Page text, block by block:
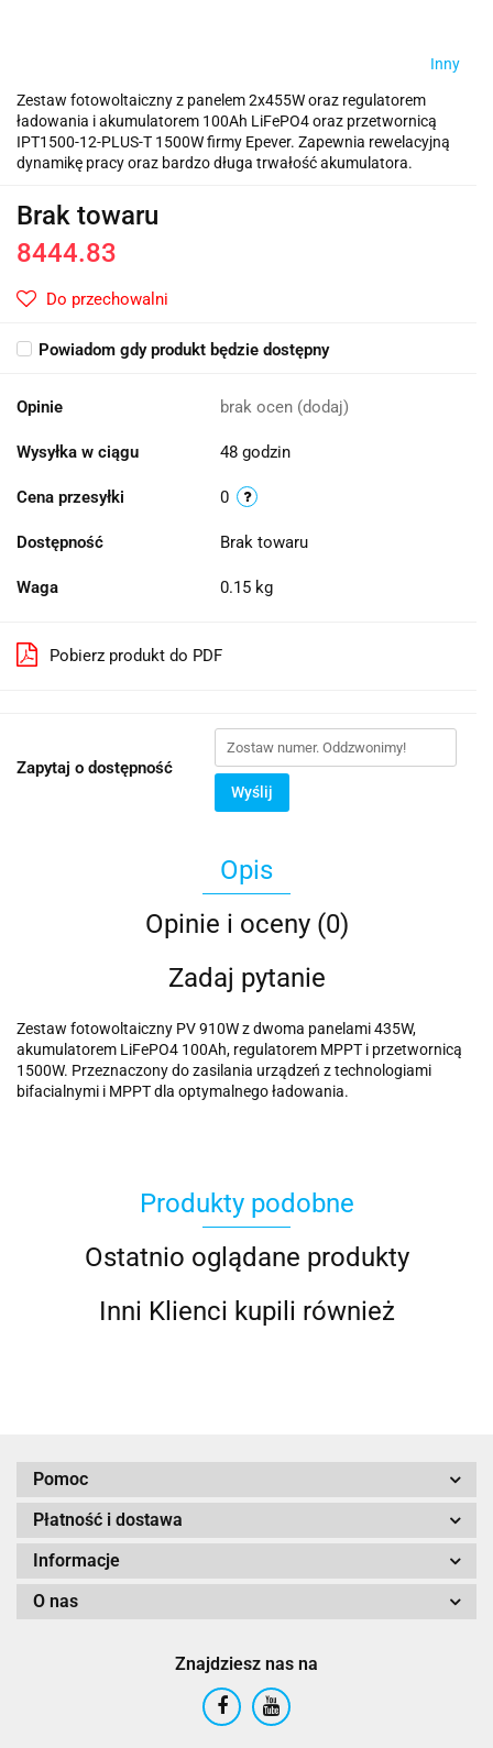
Inny
Zestaw fotowoltaiczny z panelem 2x455W oraz regulatorem
ładowania i akumulatorem 100Ah LiFePO4 oraz przetwornicą
IPT1500-12-PLUS-T 1500W firmy Epever. Zapewnia rewelacyjną
dynamikę pracy oraz bardzo długa trwałość akumulatora.
Brak towaru
8444.83
Do przechowalni
Powiadom gdy produkt będzie dostępny
Opinie brak ocen (dodaj)
Wysyłka w ciągu 48 godzin
Cena przesyłki 0
Dostępność Brak towaru
Waga 0.15 kg
Pobierz produkt do PDF
Zapytaj o dostępność
Wyślij
Opis
Opinie i oceny (0)
Zadaj pytanie
Zestaw fotowoltaiczny PV 910W z dwoma panelami 435W,
akumulatorem LiFePO4 100Ah, regulatorem MPPT i przetwornicą
1500W. Przeznaczony do zasilania urządzeń z technologiami
bifacialnymi i MPPT dla optymalnego ładowania.
Produkty podobne
Ostatnio oglądane produkty
Inni Klienci kupili również
Pomoc
Płatność i dostawa
Informacje
O nas
Znajdziesz nas na